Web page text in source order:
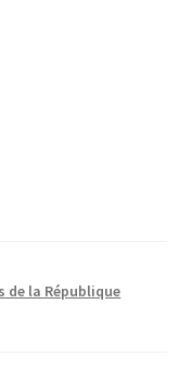
de la République